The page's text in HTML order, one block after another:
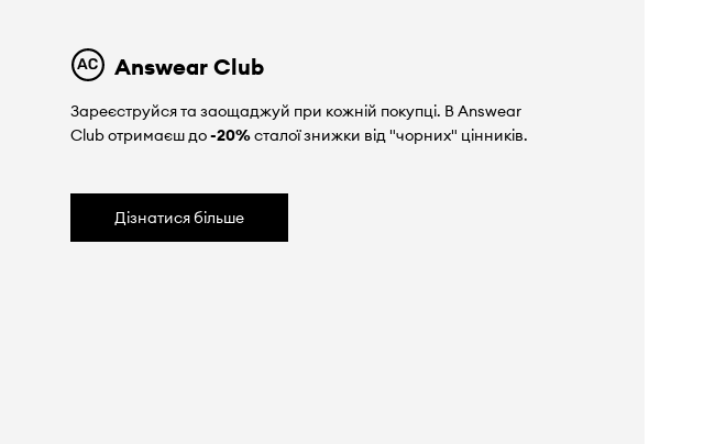
Answear Club
Зареєструйся та заощаджуй при кожній покупці. В Answear
Club отримаєш до-20%сталої знижки від "чорних" цінників.
Дізнатися більше